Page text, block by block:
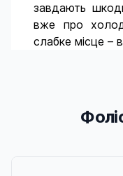
завдають
вже про
слабке місце –